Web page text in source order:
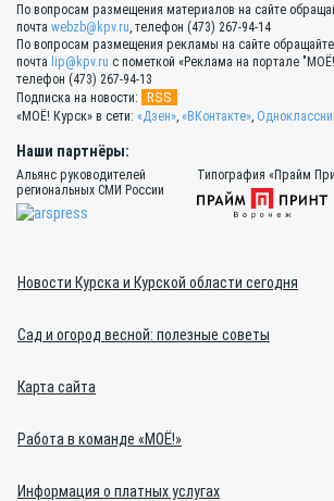
По вопросам размещения материалов на сайте
почта webzb@kpv.ru , телефон (473) 267-94-14
По вопросам размещения рекламы на сайте
почта lip@kpv.ru с пометкой «Реклама на портале "МОЁ!
телефон (473) 267-94-13
Подписка на новости:
RSS
«МОЁ! Курск» в сети: «Дзен» «ВКонтакте»
Наши партнёры:
Альянс руководителей
региональных СМИ России
Типография «Прайм
Новости Курска и Курской области сегодня
Сад и огород весной: полезные советы
Карта сайта
Работа в команде «МОЁ!»
Информация о платных услугах